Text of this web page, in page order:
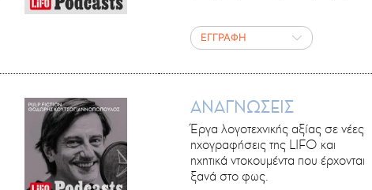
ΕΓΓΡΑΦΗ
ΑΝΑΓΝΩΣΕΙΣ
Έργα λογοτεχνικής αξίας σε νέες
ηχογραφήσεις της LIFO και
ηχητικά ντοκουμέντα που έρχονται
ξανά στο φως.